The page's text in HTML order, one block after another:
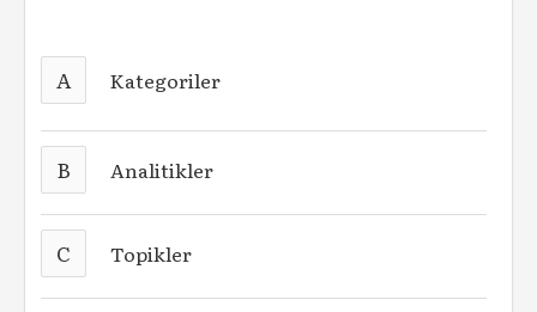
A Kategoriler
B Analitikler
C Topikler